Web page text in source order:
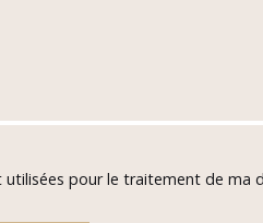
pour le traitement de ma